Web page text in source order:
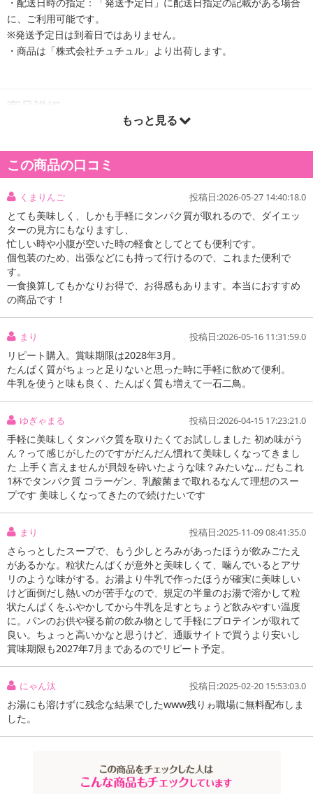
に、ご利用可能です。
※発送予定日は到着日ではありません。
・商品は「株式会社チュチュル」より出荷します。
商品詳細
もっと見る
この商品の口コミ
くまりんご 投稿日:2026-05-27 14:40:18.0
とても美味しく、しかも手軽にタンパク質が取れるので、ダイエッ
ターの見方にもなりますし、
忙しい時や小腹が空いた時の軽食としてとても便利です。
個包装のため、出張などにも持って行けるので、これまた便利で
す。
一食換算してもかなりお得で、お得感もあります。本当におすすめ
の商品です！
まり 投稿日:2026-05-16 11:31:59.0
リピート購入。賞味期限は2028年3月。
たんぱく質がちょっと足りないと思った時に手軽に飲めて便利。
牛乳を使うと味も良く、たんぱく質も増えて一石二鳥。
ゆぎゃまる 投稿日:2026-04-15 17:23:21.0
手軽に美味しくタンパク質を取りたくてお試ししました 初め味がう
ん？って感じがしたのですがだんだん慣れて美味しくなってきまし
た 上手く言えませんが貝殻を砕いたような味？みたいな… だもこれ
1杯でタンパク質 コラーゲン、乳酸菌まで取れるなんて理想のスー
プです 美味しくなってきたので続けたいです
まり 投稿日:2025-11-09 08:41:35.0
さらっとしたスープで、もう少しとろみがあったほうが飲みごたえ
があるかな。粒状たんぱくが意外と美味しくて、噛んでいるとアサ
リのような味がする。お湯より牛乳で作ったほうが確実に美味しい
けど面倒だし熱いのが苦手なので、規定の半量のお湯で溶かして粒
状たんぱくをふやかしてから牛乳を足すとちょうど飲みやすい温度
に。パンのお供や寝る前の飲み物として手軽にプロテインが取れて
良い。ちょっと高いかなと思うけど、通販サイトで買うより安いし
賞味期限も2027年7月まであるのでリピート予定。
にゃん汰 投稿日:2025-02-20 15:53:03.0
お湯にも溶けずに残念な結果でしたwww残りゎ職場に無料配布しま
した。